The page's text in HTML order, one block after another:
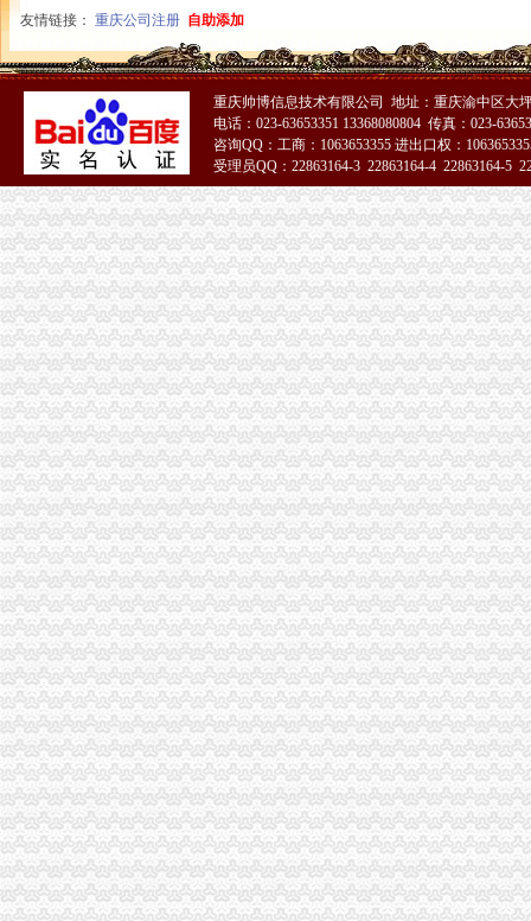
友情链接： 重庆公司注册 自助添加
重庆帅博信息技术有限公司 地址：重庆渝中区大
电话：023-63653351 13368080804 传真：023-
咨询QQ：工商：1063653355 进出口权：
受理员QQ：22863164-3 22863164-4 22863164-5
51La